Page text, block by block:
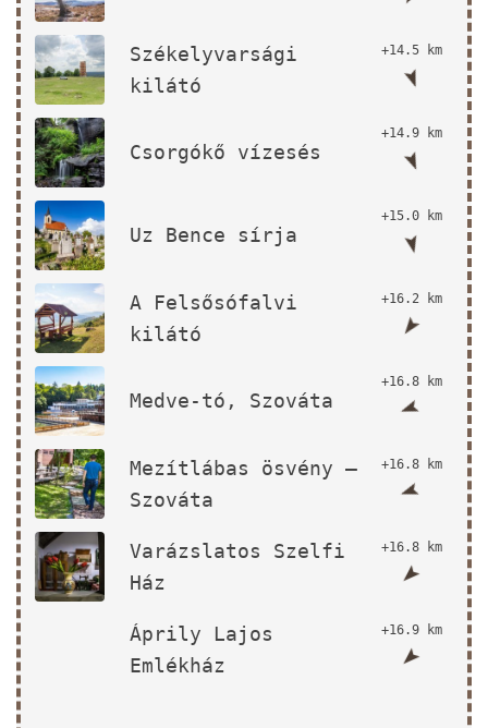
Székelyvarsági
kilátó
+14.5 km
Csorgókő vízesés
+14.9 km
Uz Bence sírja
+15.0 km
A Felsősófalvi
kilátó
+16.2 km
Medve-tó, Szováta
+16.8 km
Mezítlábas ösvény –
Szováta
+16.8 km
Varázslatos Szelfi
Ház
+16.8 km
Áprily Lajos
Emlékház
+16.9 km